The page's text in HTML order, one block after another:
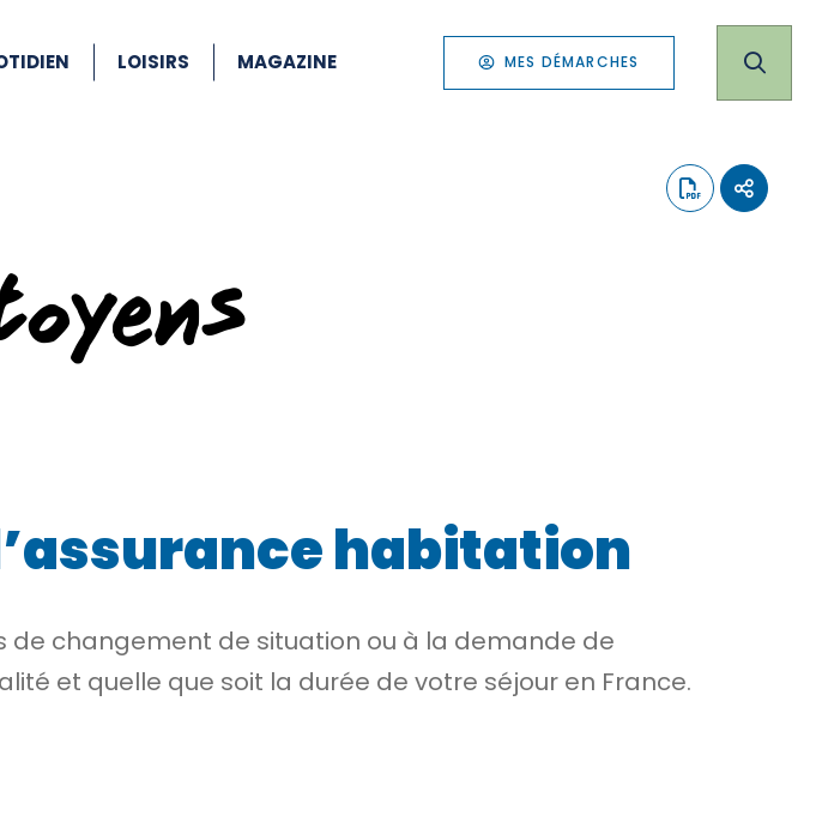
LOISIRS MAGAZINE MES DÉMARCHES
habitation
de changement de situation ou à la demande de
et quelle que soit la durée de votre séjour en France.